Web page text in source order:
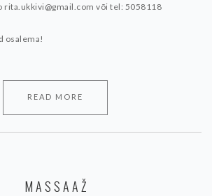
rita.ukkivi@gmail.com või tel: 5058118
osalema!
READ MORE
MASSAAŽ